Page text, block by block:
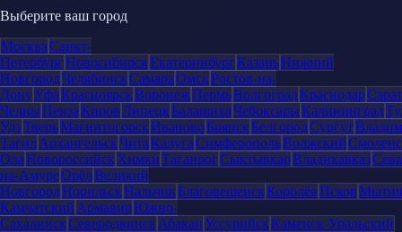
Выберите ваш город
МоскваСанкт-
ПетербургНовосибирскЕкатеринбургКазаньНижний
НовгородЧелябинскСамараОмскРостов-на-
ДонуУфаКрасноярскВоронежПермьВолгоградКраснодар
ЧелныПензаКировЛипецкБалашихаЧебоксарыКалининград
УдэТверьМагнитогорскИвановоБрянскБелгородСургут
ТагилАрхангельскЧитаКалугаСимферопольВолжский
ОлаНовороссийскХимкиТаганрогСыктывкарВладикавказ
на-АмуреОрёлВеликий
НовгородНорильскНальчикБлаговещенскКоролёвПсков
Камчатский АрмавирЮжно-
СахалинскСеверодвинскАбаканУссурийскКаменск-Уральский